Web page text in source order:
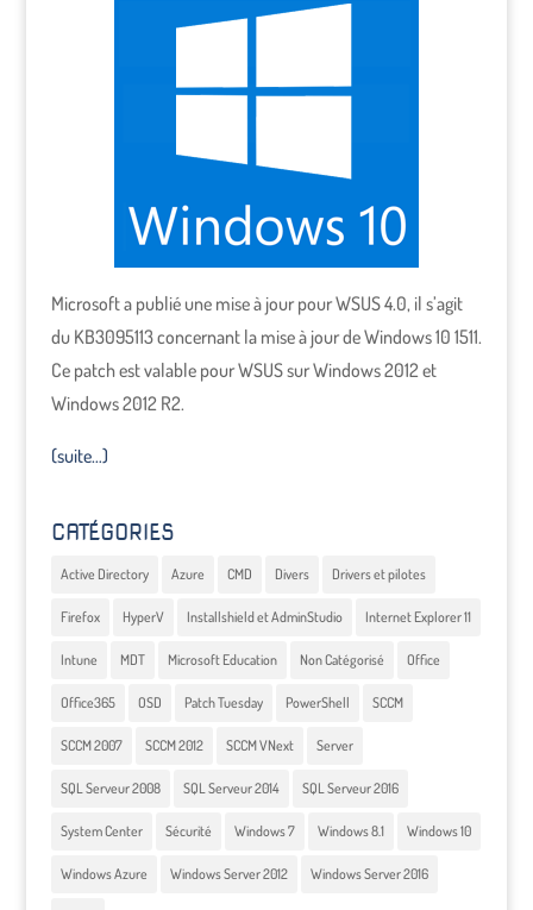
Microsoft a publié une mise à jour pour WSUS 4.0, il s’agit
du KB3095113 concernant la mise à jour de Windows 10 1511.
Ce patch est valable pour WSUS sur Windows 2012 et
Windows 2012 R2.
(suite…)
CATÉGORIES
Active Directory Azure CMD Divers Drivers et pilotes
Firefox HyperV Installshield et AdminStudio Internet Explorer 11
Intune MDT Microsoft Education Non Catégorisé Office
Office365 OSD Patch Tuesday PowerShell SCCM
SCCM 2007 SCCM 2012 SCCM VNext Server
SQL Serveur 2008 SQL Serveur 2014 SQL Serveur 2016
System Center Sécurité Windows 7 Windows 8.1 Windows 10
Windows Azure Windows Server 2012 Windows Server 2016